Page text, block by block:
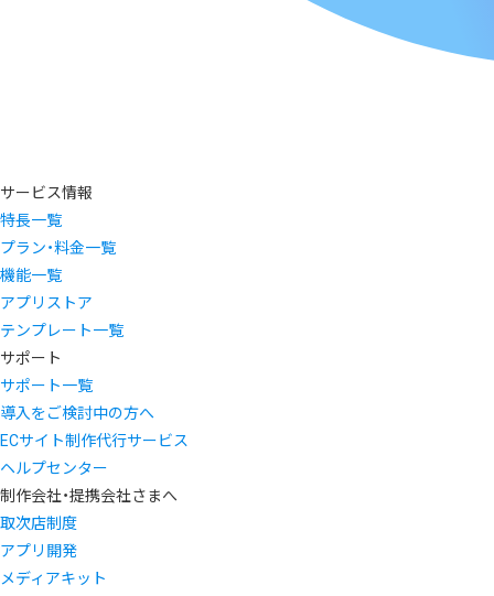
サービス情報
特長一覧
プラン・料金一覧
機能一覧
アプリストア
テンプレート一覧
サポート
サポート一覧
導入をご検討中の方へ
ECサイト制作代行サービス
ヘルプセンター
制作会社・提携会社さまへ
取次店制度
アプリ開発
メディアキット